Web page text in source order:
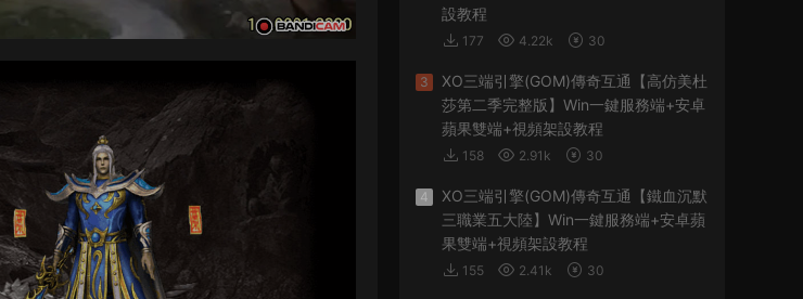
設教程
177 4.22k 30
3
XO三端引擎(GOM)傳奇互通【高仿美杜
莎第二季完整版】Win一鍵服務端+安卓
蘋果雙端+視頻架設教程
158 2.91k 30
4
XO三端引擎(GOM)傳奇互通【鐵血沉默
三職業五大陸】Win一鍵服務端+安卓蘋
果雙端+視頻架設教程
155 2.41k 30